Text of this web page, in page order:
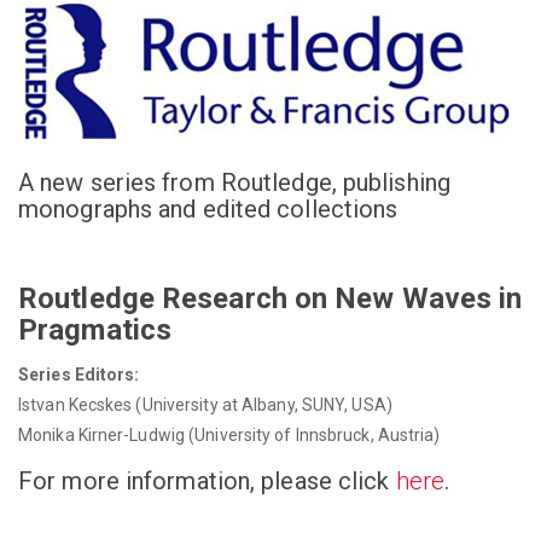
A new series from Routledge, publishing
monographs and edited collections
Routledge Research on New Waves in
Pragmatics
Series Editors:
Istvan Kecskes (University at Albany, SUNY, USA)
Monika Kirner-Ludwig (University of Innsbruck, Austria)
For more information, please click here.